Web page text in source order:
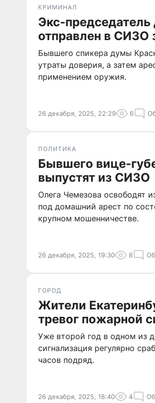
КРИМИНАЛ
Экс-
отправлен в СИЗО
Бывшего спикера думы
утраты доверия, а затем
применением оружия.
26 декабря, 2025, 22:29 6
ПОЛИТИКА
Бывшего вице-
выпустят из СИЗО
Олега Чемезова освободят
под домашний арест по
крупном мошенничестве.
26 декабря, 2025, 19:30 8
ГОРОД
Жители
тревог пожарной
Уже второй год в одном из
сигнализация регулярно
часов подряд.
26 декабря, 2025, 18:40 4